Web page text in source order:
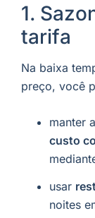
1.
tarifa
Na baixa
preço, você
manter
custo
usar
noites